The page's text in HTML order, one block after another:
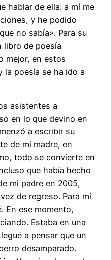
hablar de ella: a mí me
y he podido
no sabía». Para su
libro de poesía
mejor, en estos
la poesía se ha ido a
asistentes a
en lo que devino en
a escribir su
de mi madre, en
todo se convierte en
que había hecho
mi padre en 2005,
de regreso. Para mí
En ese momento,
Estaba en una
a pensar que un
desamparado.